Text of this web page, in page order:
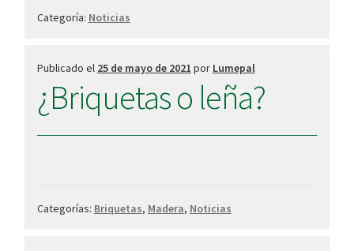
Categoría: Noticias
Publicado el 25 de mayo de 2021 por Lumepal
¿Briquetas o leña?
Categorías: Briquetas, Madera, Noticias